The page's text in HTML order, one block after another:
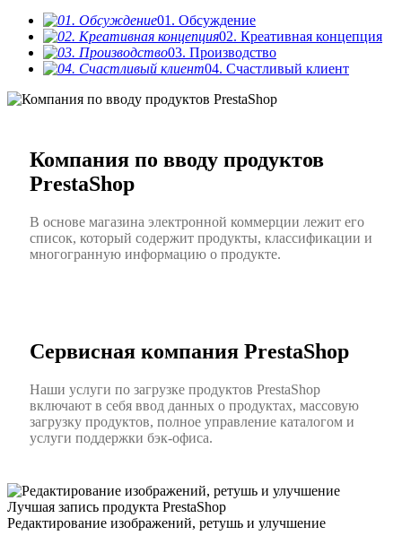
01. Обсуждение
02. Креативная концепция
03. Производство
04. Счастливый клиент
Компания по вводу продуктов
PrestaShop
В основе магазина электронной коммерции лежит его
список, который содержит продукты, классификации и
многогранную информацию о продукте.
Сервисная компания PrestaShop
Наши услуги по загрузке продуктов PrestaShop
включают в себя ввод данных о продуктах, массовую
загрузку продуктов, полное управление каталогом и
услуги поддержки бэк-офиса.
Лучшая запись продукта PrestaShop
Редактирование изображений, ретушь и улучшение